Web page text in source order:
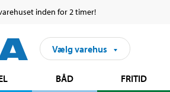
inden for 2 timer!
Vælg varehus
BÅD FRITID